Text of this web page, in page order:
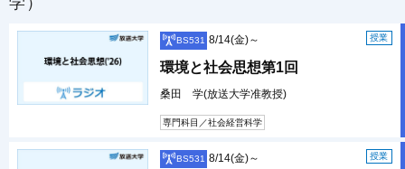
BS531 授業
8/14(金)～
環境と社会思想第1回
桑田 学(放送大学准教授)
専門科目／社会経営科学
BS531 授業
8/14(金)～